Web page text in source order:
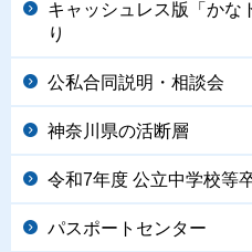
キャッシュレス版「かな
り
公私合同説明・相談会
神奈川県の活断層
令和7年度 公立中学校等
パスポートセンター